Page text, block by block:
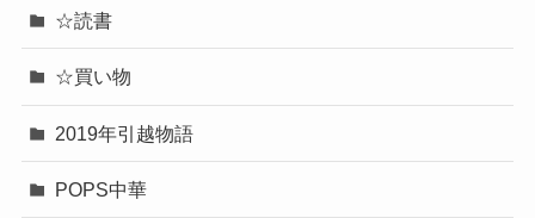
☆読書
☆買い物
2019年引越物語
POPS中華